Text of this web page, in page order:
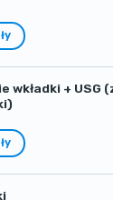
wkładki + USG